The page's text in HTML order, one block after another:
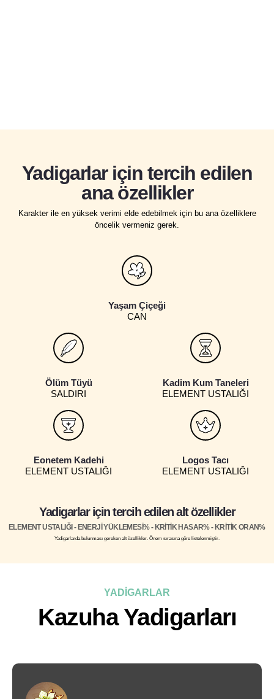
Yadigarlar için tercih edilen
ana özellikler
Karakter ile en yüksek verimi elde edebilmek için bu ana özelliklere
öncelik vermeniz gerek.
Yaşam Çiçeği
CAN
Ölüm Tüyü
SALDIRI
Kadim Kum Taneleri
ELEMENT USTALIĞI
Eonetem Kadehi
ELEMENT USTALIĞI
Logos Tacı
ELEMENT USTALIĞI
Yadigarlar için tercih edilen alt özellikler
ELEMENT USTALIĞI - ENERJİ YÜKLEMESİ% - KRİTİK HASAR% - KRİTİK ORAN%
Yadigarlarda bulunması gereken alt özellikler. Önem sırasına göre listelenmiştir.
YADİGARLAR
Kazuha Yadigarları